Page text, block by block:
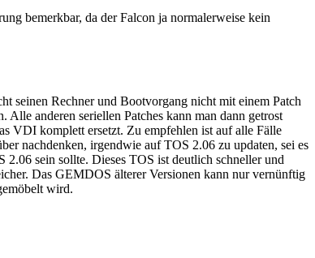
bemerkbar, da der Falcon ja normalerweise kein
seinen Rechner und Bootvorgang nicht mit einem Patch
anderen seriellen Patches kann man dann getrost
VDI komplett ersetzt. Zu empfehlen ist auf alle Fälle
nachdenken, irgendwie auf TOS 2.06 zu updaten, sei es
sein sollte. Dieses TOS ist deutlich schneller und
Das GEMDOS älterer Versionen kann nur vernünftig
wird.